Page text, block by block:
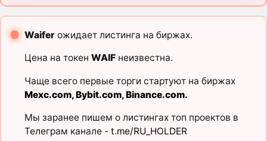
Waiferожидает листинга на биржах.
Цена на токен WAIFнеизвестна.
Чаще всего первые торги стартуют на биржах
Mexc.com,Bybit.com,Binance.com.
Мы заранее пишем о листингах топ проектов в
Телеграм канале - t.me/RU_HOLDER